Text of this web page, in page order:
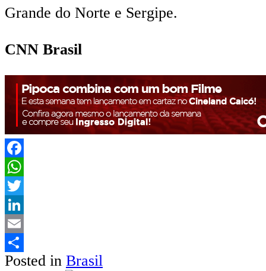
Grande do Norte e Sergipe.
CNN Brasil
Facebook
WhatsApp
Twitter
LinkedIn
Email
Share
Posted in Brasil